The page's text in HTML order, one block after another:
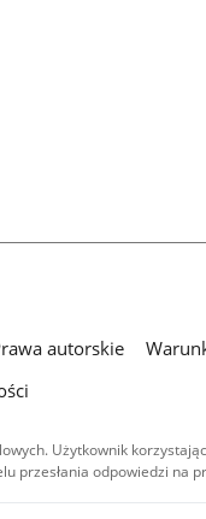
autorskie
Użytkownik
odpowiedzi na